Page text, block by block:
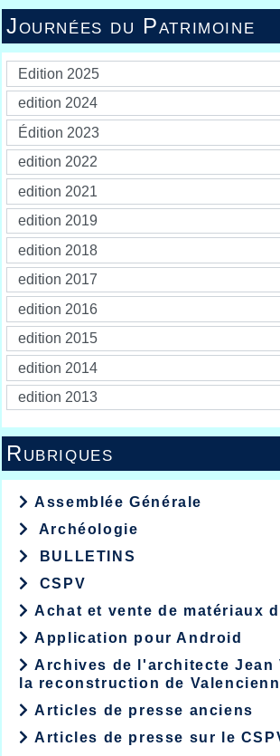
Journées du Patrimoine
Rubriques
Assemblée Générale
Archéologie
BULLETINS
CSPV
Achat et vente de matériaux
Application pour Android
Archives de l'architecte Jean
la reconstruction de
Articles de presse anciens
Articles de presse sur le